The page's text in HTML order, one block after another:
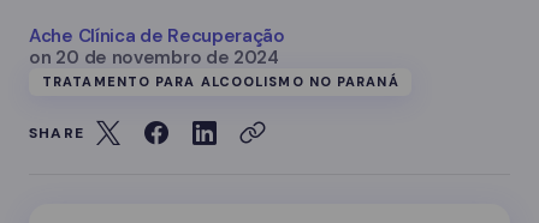
Ache Clínica de Recuperação
on 20 de novembro de 2024
TRATAMENTO PARA ALCOOLISMO NO PARANÁ
SHARE